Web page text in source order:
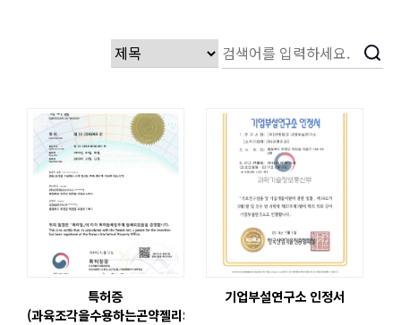
특허증
(과육조각을수용하는곤약젤리의연속생산이가능한제조장치)
기업부설연구소 인정서